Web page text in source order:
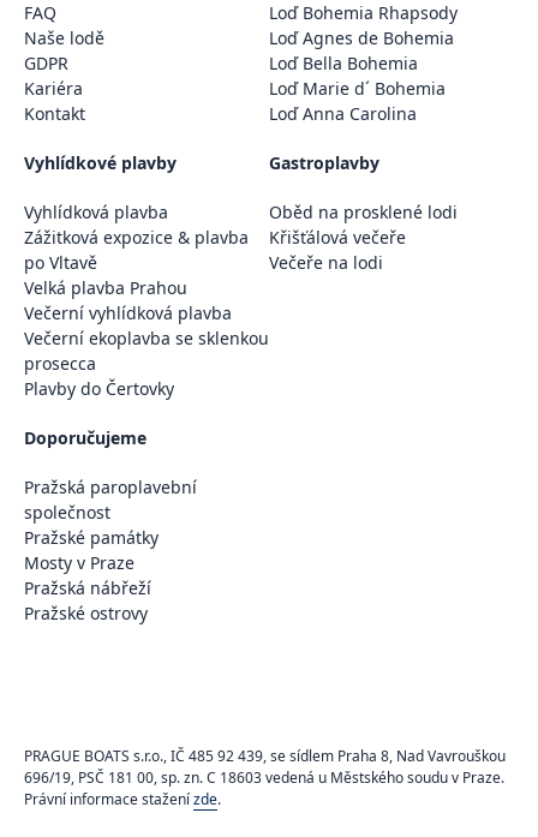
FAQ
Naše lodě
GDPR
Kariéra
Kontakt
Loď Bohemia Rhapsody
Loď Agnes de Bohemia
Loď Bella Bohemia
Loď Marie d´ Bohemia
Loď Anna Carolina
Vyhlídkové plavby
Vyhlídková plavba
Zážitková expozice & plavba
po Vltavě
Velká plavba Prahou
Večerní vyhlídková plavba
Večerní ekoplavba se sklenkou
prosecca
Plavby do Čertovky
Gastroplavby
Oběd na prosklené lodi
Křišťálová večeře
Večeře na lodi
Doporučujeme
Pražská paroplavební
společnost
Pražské památky
Mosty v Praze
Pražská nábřeží
Pražské ostrovy
PRAGUE BOATS s.r.o., IČ 485 92 439, se sídlem Praha 8, Nad Vavrouškou
696/19, PSČ 181 00, sp. zn. C 18603 vedená u Městského soudu v Praze.
Právní informace staženízde.